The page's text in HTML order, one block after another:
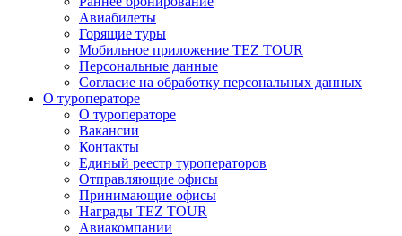
Авиабилеты
Горящие туры
Мобильное приложение TEZ TOUR
Персональные данные
Согласие на обработку персональных данных
О туроператоре
О туроператоре
Вакансии
Контакты
Единый реестр туроператоров
Отправляющие офисы
Принимающие офисы
Награды TEZ TOUR
Авиакомпании